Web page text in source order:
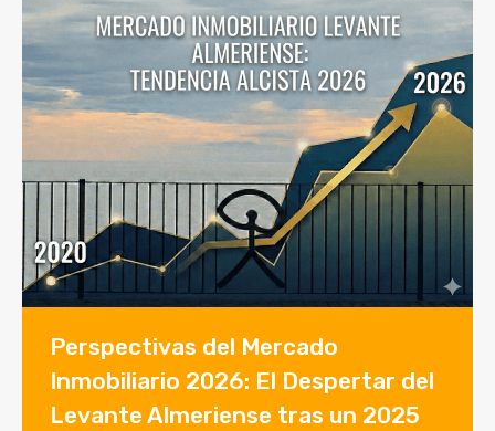
Perspectivas del Mercado
Inmobiliario 2026: El Despertar del
Levante Almeriense tras un 2025